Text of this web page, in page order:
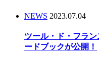
NEWS 2023.07.04
ツール・ド・フラ
ードブックが公開！